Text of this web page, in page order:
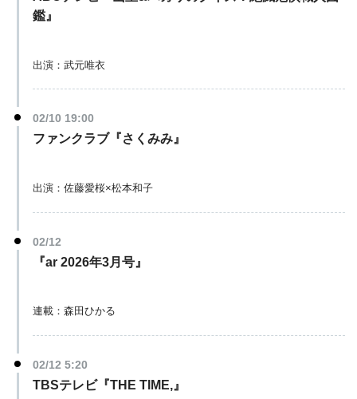
鑑』
出演：武元唯衣
02/10 19:00
ファンクラブ『さくみみ』
出演：佐藤愛桜×松本和子
02/12
『ar 2026年3月号』
連載：森田ひかる
02/12 5:20
TBSテレビ『THE TIME,』